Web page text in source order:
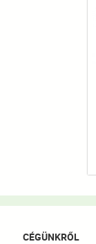
CÉGÜNKRŐL